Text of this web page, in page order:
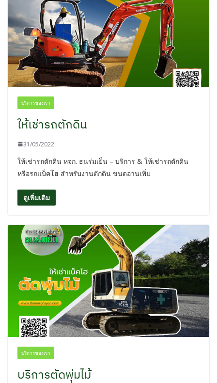
บริการของเรา
ให้เช่ารถตักดิน
31/05/2022
ให้เช่ารถตักดิน หจก. ธนร่มเย็น – บริการ & ให้เช่ารถตักดิน
หรือรถแบ็คโฮ สำหรับงานตักดิน ขนดอ่านเพิ่ม
ดูเพิ่มเติม
บริการของเรา
บริการตัดพุ่มไม้